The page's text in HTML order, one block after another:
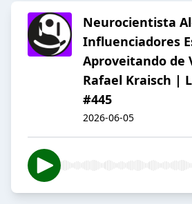
Neurocientista
Influenciadores
Aproveitando de
Rafael Kraisch |
#445
2026-06-05